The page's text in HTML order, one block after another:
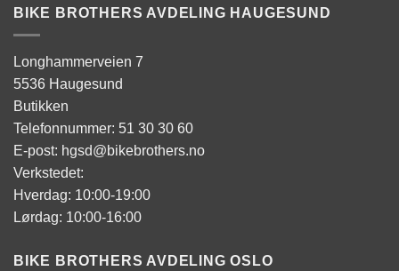
BIKE BROTHERS AVDELING HAUGESUND
Longhammerveien 7
5536 Haugesund
Butikken
Telefonnummer: 51 30 30 60
E-post: hgsd@bikebrothers.no
Verkstedet:
Hverdag: 10:00-19:00
Lørdag: 10:00-16:00
BIKE BROTHERS AVDELING OSLO